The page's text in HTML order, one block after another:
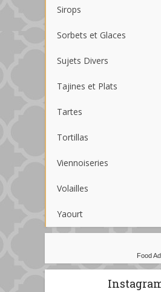
Sirops
Sorbets et Glaces
Sujets Divers
Tajines et Plats
Tartes
Tortillas
Viennoiseries
Volailles
Yaourt
Food